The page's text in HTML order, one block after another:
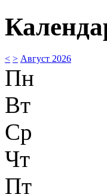
< > Август 2026
Пн
Вт
Ср
Чт
Пт